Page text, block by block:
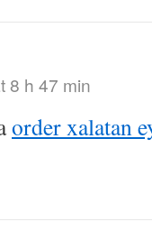
8 h 47 min
order xalatan